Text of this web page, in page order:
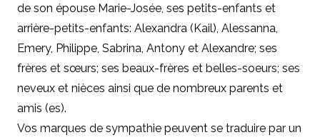
de son épouse Marie-Josée, ses petits-enfants et
arrière-petits-enfants: Alexandra (Kail), Alessanna,
Emery, Philippe, Sabrina, Antony et Alexandre; ses
frères et sœurs; ses beaux-frères et belles-soeurs; ses
neveux et nièces ainsi que de nombreux parents et
amis (es).
Vos marques de sympathie peuvent se traduire par un